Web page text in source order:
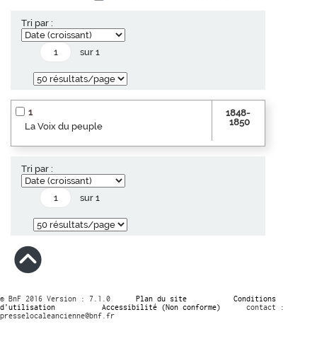
Tri par :
sur 1
1
La Voix du peuple
1848-
1850
Tri par :
sur 1
© BnF 2016 Version : 7.1.0 Plan du site
Conditions
d’utilisation
Accessibilité (Non conforme)
contact :
presselocaleancienne@bnf.fr